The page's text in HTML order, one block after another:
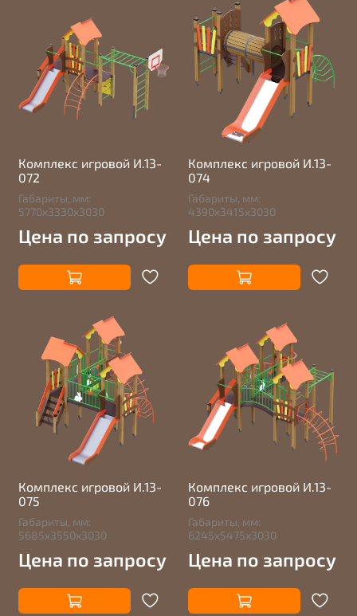
Комплекс игровой И.13-
072
Габариты, мм:
5770х3330х3030
Цена по запросу
Комплекс игровой И.13-
074
Габариты, мм:
4390х3415х3030
Цена по запросу
Комплекс игровой И.13-
075
Габариты, мм:
5685х3550х3030
Цена по запросу
Комплекс игровой И.13-
076
Габариты, мм:
6245х5475х3030
Цена по запросу